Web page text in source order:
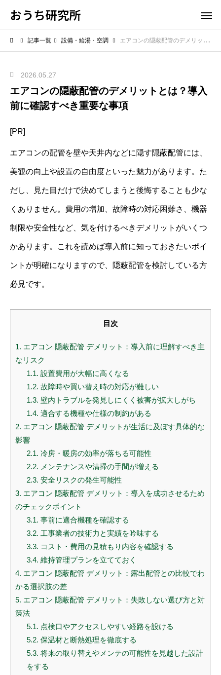
おうち研究所
記事一覧 設備・給湯・空調 エアコンの隠蔽配管のデメリットとは？導入前に確認すべき重要な事項
2026.05.27
エアコンの隠蔽配管のデメリットとは？導入
前に確認すべき重要な事項
[PR]
エアコンの配管を壁や天井内などに隠す隠蔽配管には、
美観の向上や設置の自由度といった魅力があります。た
だし、見た目だけで決めてしまうと後悔することも少な
くありません。費用の増加、故障時の対応困難さ、機器
制限や安全性など、気を付けるべきデメリットがいくつ
かあります。これを読めば導入前に知っておきたいポイ
ントが明確になりますので、隠蔽配管を検討している方
必見です。
目次
1. エアコン 隠蔽配管 デメリット：導入前に理解すべき主
なリスク
1.1. 設置費用が大幅に高くなる
1.2. 故障時や買い替え時の対応が難しい
1.3. 壁内トラブルを発見しにくく被害が拡大しがち
1.4. 適合する機種や仕様の制約がある
2. エアコン 隠蔽配管 デメリットが生活に及ぼす具体的な
影響
2.1. 冷房・暖房の効率が落ちる可能性
2.2. メンテナンスや清掃の手間が増える
2.3. 安全リスクの発生可能性
3. エアコン 隠蔽配管 デメリット：導入を成功させるため
のチェックポイント
3.1. 事前に適合機種を確認する
3.2. 工事業者の技術力と実績を吟味する
3.3. コスト・費用の見積もり内容を確認する
3.4. 維持管理プランを立てておく
4. エアコン 隠蔽配管 デメリット：露出配管との比較でわ
かる選択肢の差
5. エアコン 隠蔽配管 デメリット：失敗しない選び方と対
策法
5.1. 点検口やアクセスしやすい経路を設ける
5.2. 保温材と断熱処理を徹底する
5.3. 将来の取り替えやメンテの可能性を見越した設計
をする